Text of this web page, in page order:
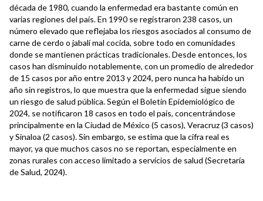
década de 1980, cuando la enfermedad era bastante común en
varias regiones del país. En 1990 se registraron 238 casos, un
número elevado que reflejaba los riesgos asociados al consumo de
carne de cerdo o jabalí mal cocida, sobre todo en comunidades
donde se mantienen prácticas tradicionales. Desde entonces, los
casos han disminuido notablemente, con un promedio de alrededor
de 15 casos por año entre 2013 y 2024, pero nunca ha habido un
año sin registros, lo que muestra que la enfermedad sigue siendo
un riesgo de salud pública. Según el Boletín Epidemiológico de
2024, se notificaron 18 casos en todo el país, concentrándose
principalmente en la Ciudad de México (5 casos), Veracruz (3 casos)
y Sinaloa (2 casos). Sin embargo, se estima que la cifra real es
mayor, ya que muchos casos no se reportan, especialmente en
zonas rurales con acceso limitado a servicios de salud (Secretaría
de Salud, 2024).